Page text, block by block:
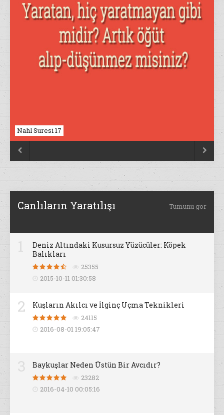
Nahl Suresi 17
 
Canlıların Yaratılışı Tümünü gör
Deniz Altındaki Kusursuz Yüzücüler: Köpek
Balıkları
25355
2015-10-11 01:30:58
2 Kuşların Akılcı ve İlginç Uçma Teknikleri
24115
2016-08-01 19:05:47
Baykuşlar Neden Üstün Bir Avcıdır?
23282
2016-04-10 00:05:16